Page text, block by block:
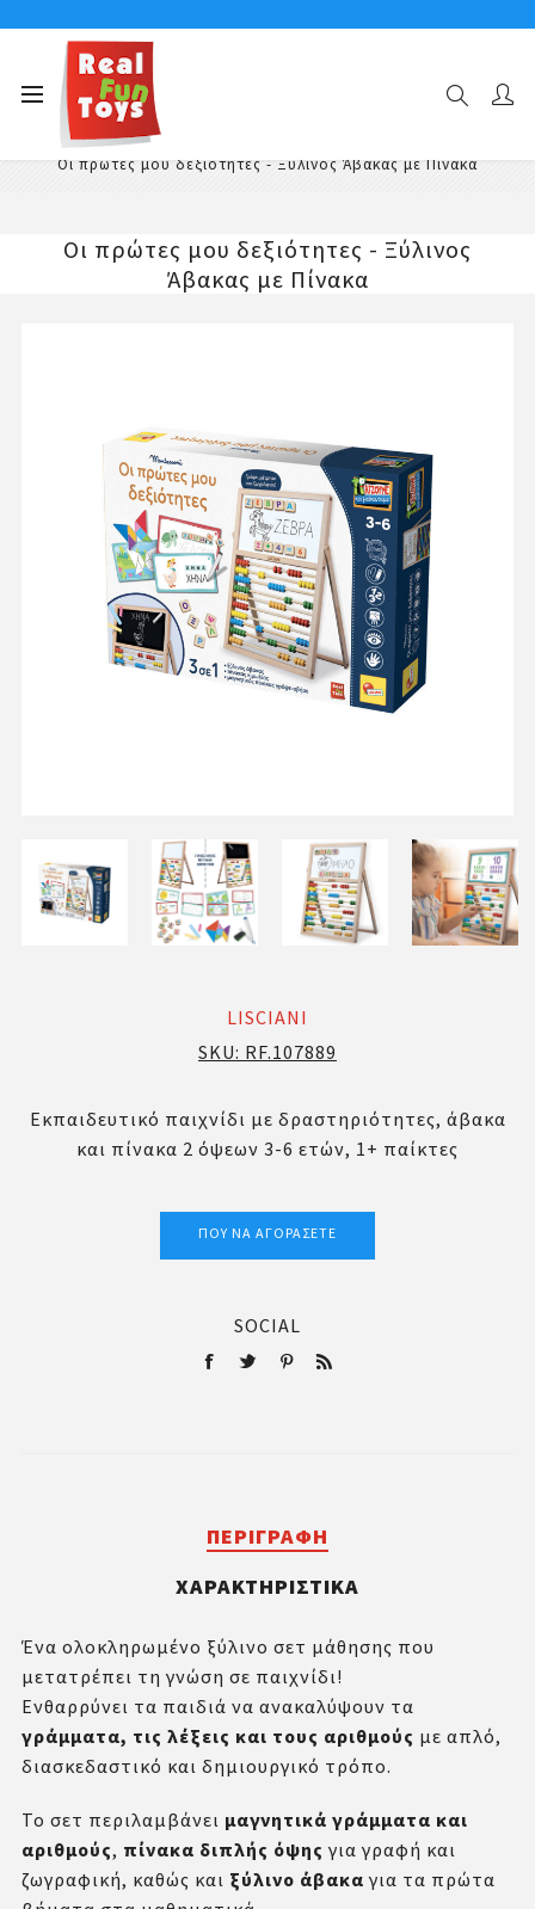
Αρχική σελίδα
Εκπαιδευτικά Παιχνίδια Μοντεσσόρι
Οι πρώτες μου δεξιότητες - Ξύλινος Άβακας με Πίνακα
Οι πρώτες μου δεξιότητες - Ξύλινος
Άβακας με Πίνακα
LISCIANI
SKU: RF.107889
Εκπαιδευτικό παιχνίδι με δραστηριότητες, άβακα
και πίνακα 2 όψεων 3-6 ετών, 1+ παίκτες
ΠΟΎ ΝΑ ΑΓΟΡΆΣΕΤΕ
SOCIAL
ΠΕΡΙΓΡΑΦΉ
ΧΑΡΑΚΤΗΡΙΣΤΙΚΆ
Ένα ολοκληρωμένο ξύλινο σετ μάθησης που
μετατρέπει τη γνώση σε παιχνίδι!
Ενθαρρύνει τα παιδιά να ανακαλύψουν τα
γράμματα, τις λέξεις και τους αριθμούς με απλό,
διασκεδαστικό και δημιουργικό τρόπο.
Το σετ περιλαμβάνει μαγνητικά γράμματα και
αριθμούς, πίνακα διπλής όψης για γραφή και
ζωγραφική, καθώς και ξύλινο άβακα για τα πρώτα